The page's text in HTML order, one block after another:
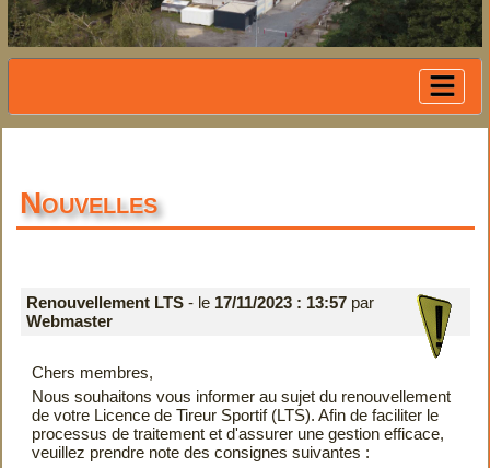
Nouvelles
Renouvellement LTS - le 17/11/2023 : 13:57par
Webmaster
Chers membres,
Nous souhaitons vous informer au sujet du renouvellement
de votre Licence de Tireur Sportif (LTS). Afin de faciliter le
processus de traitement et d'assurer une gestion efficace,
veuillez prendre note des consignes suivantes :